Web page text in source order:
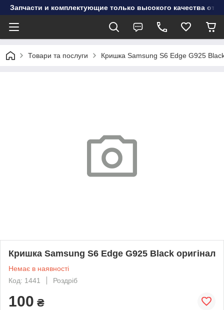
Запчасти и комплектующие только высокого качества от
Товари та послуги Кришка Samsung S6 Edge G925
Кришка Samsung S6 Edge G925 Black оригінал
Немає в наявності
Код: 1441
Роздріб
100 ₴